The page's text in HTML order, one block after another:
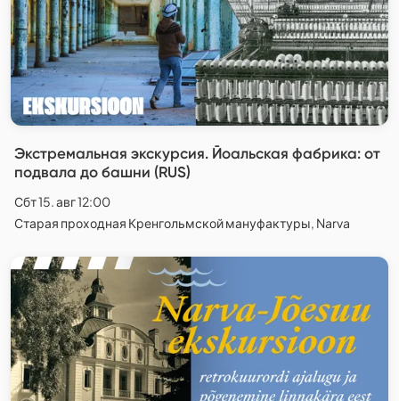
Экстремальная экскурсия. Йоальская фабрика: от
подвала до башни (RUS)
Сбт 15. авг 12:00
Старая проходная Кренгольмской мануфактуры, Narva